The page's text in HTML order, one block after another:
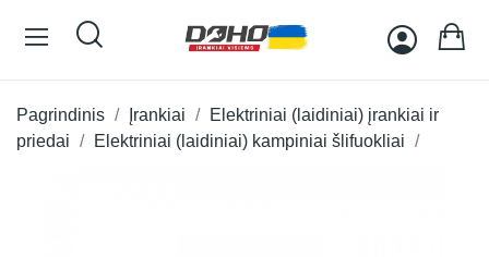
Pagrindinis Įrankiai
Elektriniai (laidiniai) įrankiai ir
priedai
Elektriniai (laidiniai) kampiniai šlifuokliai